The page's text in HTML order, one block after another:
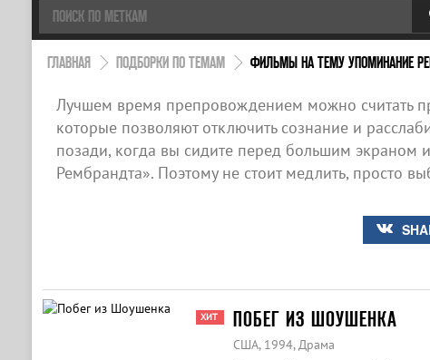
ГЛАВНАЯ ПОДБОРКИ ПО ТЕМАМ ФИЛЬМЫ НА ТЕМУ УПОМИНАНИЕ
Лучшем время препровождением можно считать
которые позволяют отключить сознание и
позади, когда вы сидите перед большим
Рембрандта». Поэтому не стоит медлить, просто
ХИТ ПОБЕГ ИЗ ШОУШЕНКА
США, 1994, Драма